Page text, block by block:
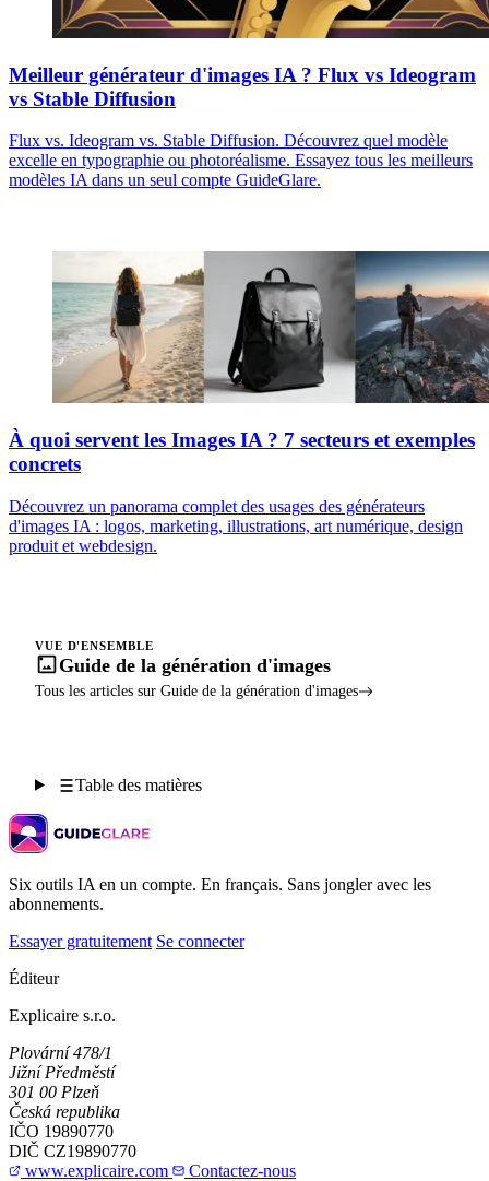
Meilleur générateur d'images IA ? Flux vs Ideogram
vs Stable Diffusion
Flux vs. Ideogram vs. Stable Diffusion. Découvrez quel modèle
excelle en typographie ou photoréalisme. Essayez tous les meilleurs
modèles IA dans un seul compte GuideGlare.
À quoi servent les Images IA ? 7 secteurs et exemples
concrets
Découvrez un panorama complet des usages des générateurs
d'images IA : logos, marketing, illustrations, art numérique, design
produit et webdesign.
VUE D'ENSEMBLE
Guide de la génération d'images
Tous les articles sur Guide de la génération d'images
Table des matières
Six outils IA en un compte. En français. Sans jongler avec les
abonnements.
Essayer gratuitement Se connecter
Éditeur
Explicaire s.r.o.
Plovární 478/1
Jižní Předměstí
301 00 Plzeň
Česká republika
IČO 19890770
DIČ CZ19890770
www.explicaire.com
Contactez-nous